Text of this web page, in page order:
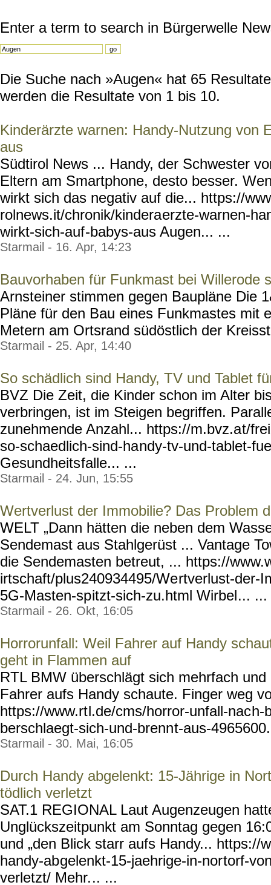
Enter a term to search in Bürgerwelle
Die Suche nach »Augen« hat 65
werden die Resultate von 1 bis 10.
Kinderärzte warnen: Handy-Nutzung von
aus
Südtirol News ... Handy, der Schwester
Eltern am Smartphone, desto besser.
wirkt sich das negativ auf die... https://
rolnews.it/chronik/kinderaerzte-warnen-
wirkt-sich-auf-babys-aus Augen... ...
Starmail - 16. Apr, 14:23
Bauvorhaben für Funkmast bei Willerode
Arnsteiner stimmen gegen Baupläne Die
Pläne für den Bau eines Funkmastes mit
Metern am Ortsrand südöstlich der
Starmail - 25. Apr, 14:40
So schädlich sind Handy, TV und Tablet
BVZ Die Zeit, die Kinder schon im Alter
verbringen, ist im Steigen begriffen.
zunehmende Anzahl... https://m.bvz.at/
so-schaedlich-sind-handy-tv-und-tablet-
Gesundheitsfalle... ...
Starmail - 24. Jun, 15:55
Wertverlust der Immobilie? Das Problem
WELT „Dann hätten die neben dem
Sendemast aus Stahlgerüst ... Vantage
die Sendemasten betreut, ... https://
irtschaft/plus240934495/Wertverlust-der-
5G-Masten-spitzt-sich-zu.html Wirbel... ...
Starmail - 26. Okt, 16:05
Horrorunfall: Weil Fahrer auf Handy
geht in Flammen auf
RTL BMW überschlägt sich mehrfach
Fahrer aufs Handy schaute. Finger weg
https://www.rtl.de/cms/horror-unfall-nach-
berschlaegt-sich-und-brennt-aus-
Starmail - 30. Mai, 16:05
Durch Handy abgelenkt: 15-Jährige in
tödlich verletzt
SAT.1 REGIONAL Laut Augenzeugen
Unglückszeitpunkt am Sonntag gegen
und „den Blick starr aufs Handy... https://
handy-abgelenkt-15-jaehrige-in-nortorf-
verletzt/ Mehr... ...